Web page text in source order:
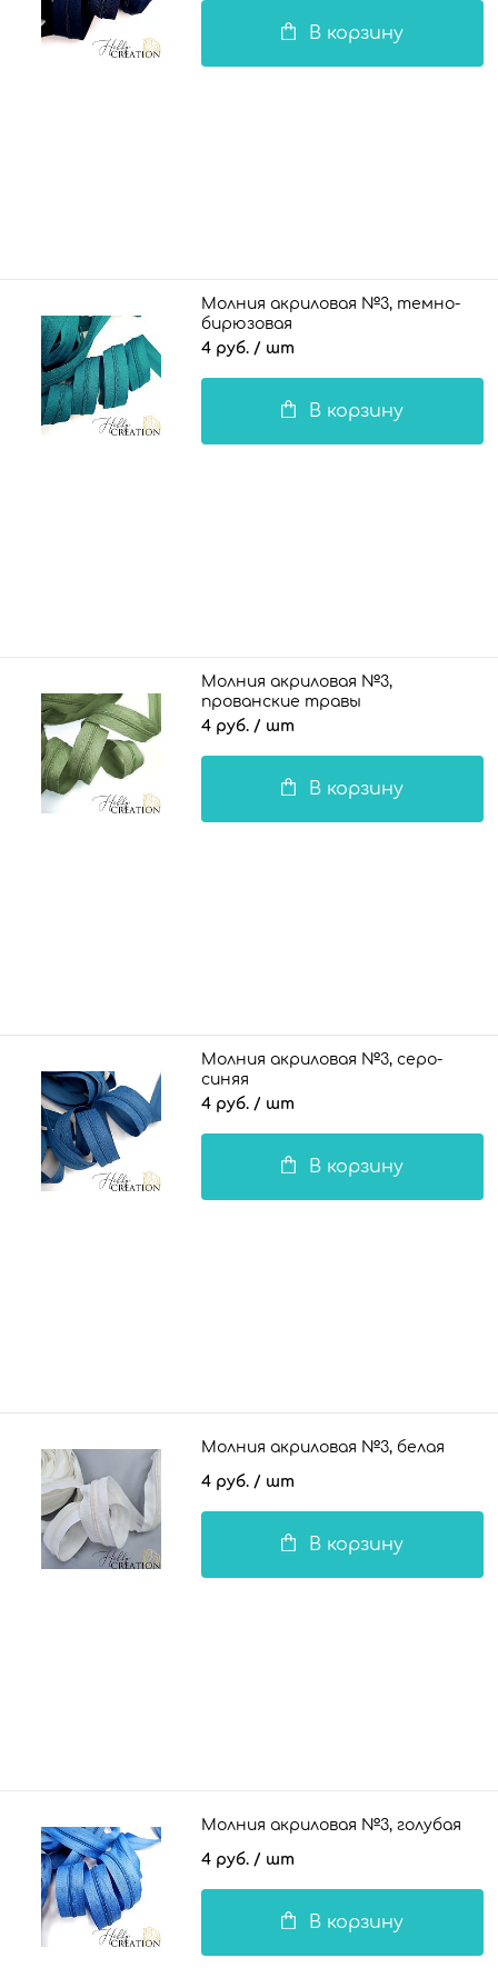
В корзину
Молния акриловая №3, темно-
бирюзовая
4 руб. / шт
В корзину
Молния акриловая №3,
прованские травы
4 руб. / шт
В корзину
Молния акриловая №3, серо-
синяя
4 руб. / шт
В корзину
Молния акриловая №3, белая
4 руб. / шт
В корзину
Молния акриловая №3, голубая
4 руб. / шт
В корзину